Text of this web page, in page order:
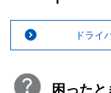
ドライ
困った